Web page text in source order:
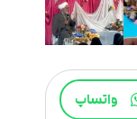
واتساپ